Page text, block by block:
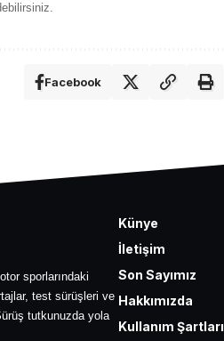
Facebook
sporlarındaki
test sürüşleri ve
tutkunuzda yola
Künye
İletişim
Son Sayımız
Hakkımızda
Kullanım Şartları